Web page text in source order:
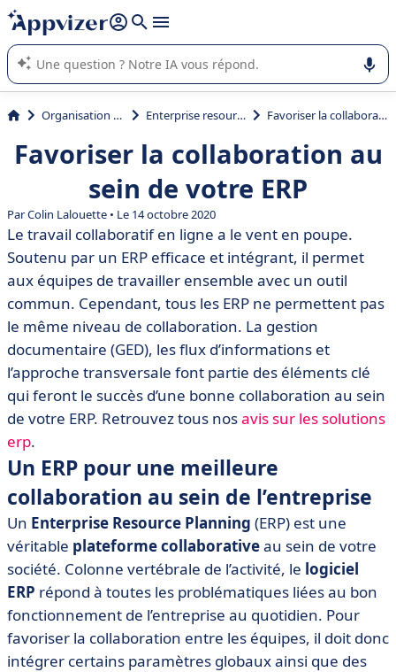
répondre (plusieurs lignes avec
L'IA de Appvizer vous guide dans l'utilisation ou la sélection de
logiciel SaaS en entreprise.
Organisation et planification Enterprise resource planning (ERP) Favoriser la collaboration au sein de votre ERP
Favoriser la collaboration au
sein de votre ERP
Par Colin Lalouette • Le 14 octobre 2020
Le travail collaboratif en ligne a le vent en poupe.
Soutenu par un ERP efficace et intégrant, il permet
aux équipes de travailler ensemble avec un outil
commun. Cependant, tous les ERP ne permettent pas
le même niveau de collaboration. La gestion
documentaire (GED), les flux d’informations et
l’approche transversale font partie des éléments clé
qui feront le succès d’une bonne collaboration au sein
de votre ERP. Retrouvez tous nosavis sur les solutions
erp.
Un ERP pour une meilleure
collaboration au sein de l’entreprise
Un Enterprise Resource Planning (ERP) est une
véritable plateforme collaborativeau sein de votre
société. Colonne vertébrale de l’activité, le logiciel
ERP répond à toutes les problématiques liées au bon
fonctionnement de l’entreprise au quotidien. Pour
favoriser la collaboration entre les équipes, il doit donc
intégrer certains paramètres globaux ainsi que des